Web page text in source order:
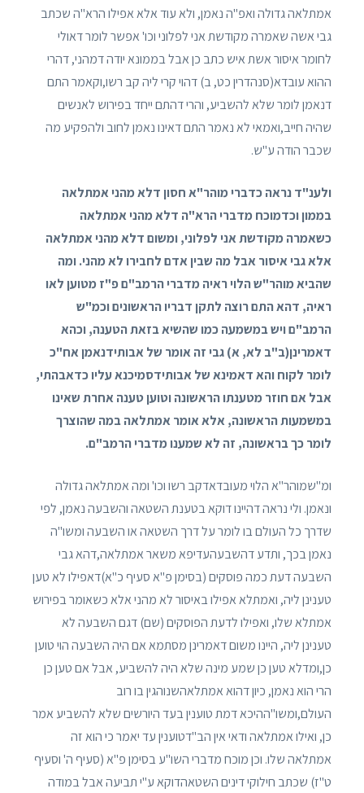
אמתלאה גדולה ואפ"ה נאמן, ולא עוד אלא אפילו הרא"ה שכתב
גבי אשה שאמרה מקודשת אני לפלוני וכו' אפשר לומר דאולי
לחומר איסור אשת איש כתב כן אבל בממונא יודה דמהני, דהרי
ההוא עובדא(סנהדרין כט, ב) דהוי קרי ליה קב רשו,וקאמר התם
דנאמן לומר שלא להשביע, והרי דהתם ייחד בפירוש לאנשים
שהיה חייב,ואמאי לא נאמר התם דאינו נאמן לחוב ולהפקיע מה
שכבר הודה ע"ש.
ולענ"ד נראה כדברי מוהר"א חסון דלא מהני אמתלאה
בממון וכדמוכח מדברי הרא"ה דלא מהני אמתלאה
כשאמרה מקודשת אני לפלוני, ומשום דלא מהני אמתלאה
אלא גבי איסור אבל מה שבין אדם לחבירו לא מהני. ומה
שהביא מוהר"ש הלוי ראיה מדברי הרמב"ם פ"ז מטוען לאו
ראיה, דהא התם רוצה לתקן דבריו הראשונים וכמ"ש
הרמב"ם ויש במשמעה כמו שהשיא בזאת הטענה, וכהא
דאמרינן(ב"ב לא, א)גבי זה אומר של אבותידנאמן אח"כ
לומר לקוח והא דאמינא של אבותידסמיכנא עליו כדאבהתי,
אבל אם חוזר מטענתו הראשונה וטוען טענה אחרת שאינו
במשמעות הראשונה, אלא אומר אמתלאה במה שהוצרך
לומר כך בראשונה, זה לא שמענו מדברי הרמב"ם.
ומ"שמוהר"א הלוי מעובדאדקב רשו וכו' ומה אמתלאה גדולה
ונאמן. ולי נראה דהיינו דוקא בטענת השטאה והשבעה נאמן, לפי
שדרך כל העולם בו לומר על דרך השטאה או השבעה ומשו"ה
נאמן בכך, ותדע דהשבעהעדיפא משאר אמתלאה,דהא גבי
השבעה דעת כמה פוסקים (בסימן פ"א סעיף כ"א)דאפילו לא טען
טענינן ליה, ואמתלא אפילו באיסור לא מהני אלא כשאומר בפירוש
אמתלא שלו, ואפילו לדעת הפוסקים (שם) דגם השבעה לא
טענינן ליה, היינו משום דאמרינן מסתמא אם היה השבעה הוי טוען
כן,ומדלא טען כן שמע מינה שלא היה להשביע, אבל אם טען כן
הרי הוא נאמן, כיון דהוא אמתלאהשנוהגין בו רוב
העולם,ומשו"ההיכא דמת טוענין בעד היורשים שלא להשביע אמר
כן, ואילו אמתלאה ודאי אין הב"דטוענין עד יאמר כי הוא זה
אמתלאה שלו. וכן מוכח מדברי השו"ע בסימן פ"א (סעיף ה' וסעיף
ט"ז) שכתב חילוקי דינים השטאהדוקא ע"י תביעה אבל במודה